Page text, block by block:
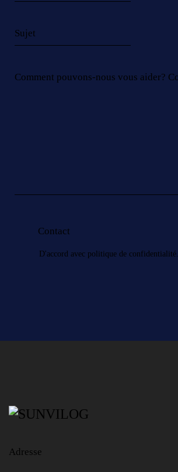
D'accord avec politique de confidentialité.
Adresse